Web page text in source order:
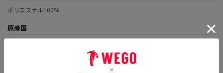
ポリエステル100%
原産国